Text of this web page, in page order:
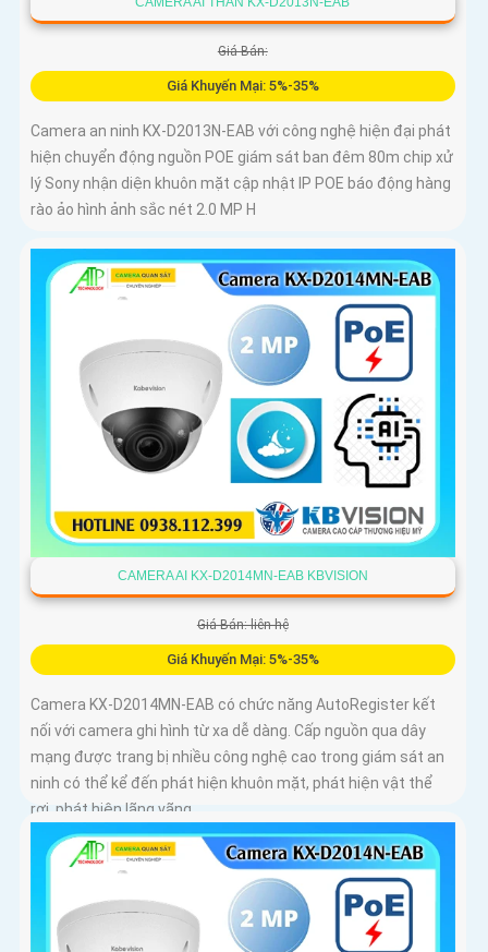
Giá Bán:
Giá Khuyến Mại: 5%-35%
Camera an ninh KX-D2013N-EAB với công nghệ hiện đại phát
hiện chuyển động nguồn POE giám sát ban đêm 80m chip xử
lý Sony nhận diện khuôn mặt cập nhật IP POE báo động hàng
rào ảo hình ảnh sắc nét 2.0 MP H
CAMERA AI KX-D2014MN-EAB KBVISION
Giá Bán: liên hệ
Giá Khuyến Mại: 5%-35%
Camera KX-D2014MN-EAB có chức năng AutoRegister kết
nối với camera ghi hình từ xa dễ dàng. Cấp nguồn qua dây
mạng được trang bị nhiều công nghệ cao trong giám sát an
ninh có thể kể đến phát hiện khuôn mặt, phát hiện vật thể
rơi, phát hiện lãng vãng